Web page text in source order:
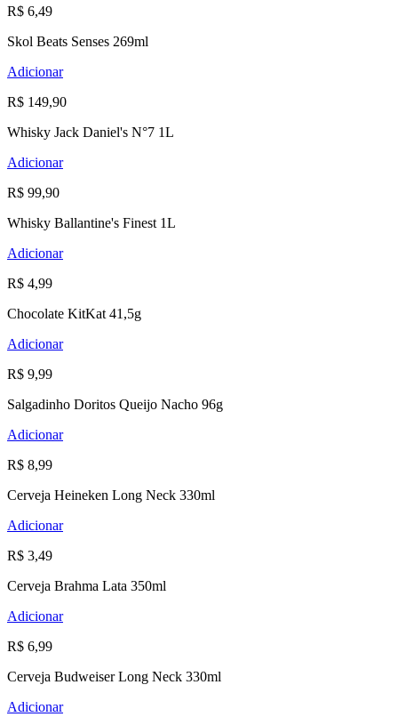
R$ 6,49
Skol Beats Senses 269ml
Adicionar
R$ 149,90
Whisky Jack Daniel's N°7 1L
Adicionar
R$ 99,90
Whisky Ballantine's Finest 1L
Adicionar
R$ 4,99
Chocolate KitKat 41,5g
Adicionar
R$ 9,99
Salgadinho Doritos Queijo Nacho 96g
Adicionar
R$ 8,99
Cerveja Heineken Long Neck 330ml
Adicionar
R$ 3,49
Cerveja Brahma Lata 350ml
Adicionar
R$ 6,99
Cerveja Budweiser Long Neck 330ml
Adicionar